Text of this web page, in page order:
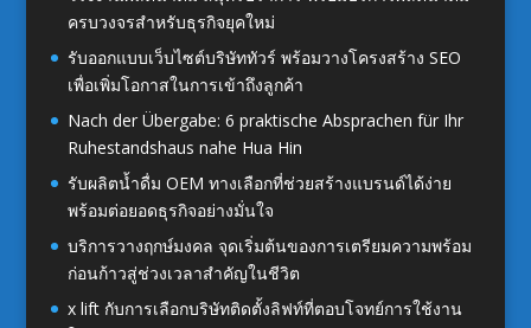
ครบวงจรสำหรับธุรกิจยุคใหม่
รับออกแบบเว็บไซต์บริษัททัวร์ พร้อมวางโครงสร้าง SEO
เพื่อเพิ่มโอกาสในการเข้าถึงลูกค้า
Nach der Übergabe: 6 praktische Absprachen für Ihr
Ruhestandshaus nahe Hua Hin
รับผลิตน้ำดื่ม OEM ทางเลือกที่ช่วยสร้างแบรนด์ได้ง่าย
พร้อมต่อยอดธุรกิจอย่างมั่นใจ
บริการวางฤกษ์มงคล จุดเริ่มต้นของการเตรียมความพร้อม
ก่อนก้าวสู่ช่วงเวลาสำคัญในชีวิต
x lift กับการเลือกบริษัทติดตั้งลิฟท์ที่ตอบโจทย์การใช้งาน